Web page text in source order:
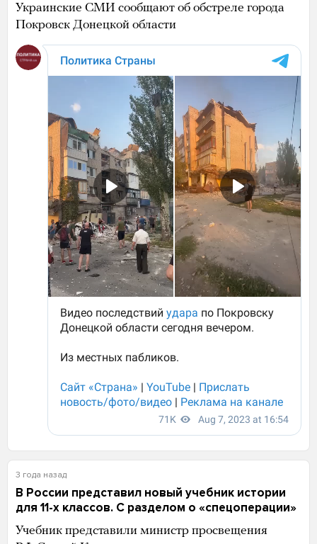
Украинские СМИ сообщают об обстреле города
Покровск Донецкой области
3 года назад
В России представил новый учебник истории
для 11-х классов. С разделом о «спецоперации»
Учебник представили министр просвещения